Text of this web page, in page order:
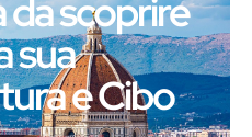
da scoprire
sua
e Cibo